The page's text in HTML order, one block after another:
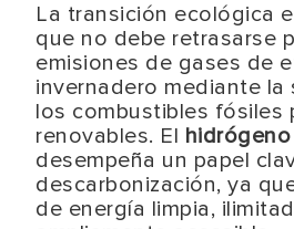
La transición ecológica
que no debe retrasarse
emisiones de gases de
invernadero mediante
los combustibles fósiles
renovables. El
desempeña un papel
descarbonización, ya
de energía limpia,